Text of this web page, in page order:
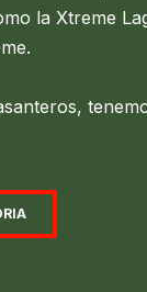
la Xtreme